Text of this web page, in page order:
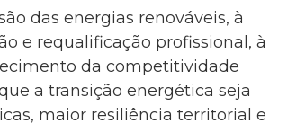
das energias renováveis, à
e requalificação profissional, à
da competitividade
a transição energética seja
maior resiliência territorial e